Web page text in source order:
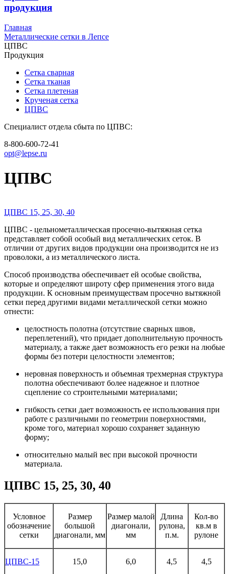
продукция
Главная
Металлические сетки в Лепсе
ЦПВС
Продукция
Сетка сварная
Сетка тканая
Сетка плетеная
Крученая сетка
ЦПВС
Специалист отдела сбыта по ЦПВС:
8-800-600-72-41
opt@lepse.ru
ЦПВС
ЦПВС 15, 25, 30, 40
ЦПВС - цельнометаллическая просечно-вытяжная сетка
представляет собой особый вид металлических сеток. В
отличии от других видов продукции она производится не из
проволоки, а из металлического листа.
Способ производства обеспечивает ей особые свойства,
которые и определяют широту сфер применения этого вида
продукции. К основным преимуществам просечно вытяжной
сетки перед другими видами металлической сетки можно
отнести:
целостность полотна (отсутствие сварных швов,
переплетений), что придает дополнительную прочность
материалу, а также дает возможность его резки на любые
формы без потери целостности элементов;
неровная поверхность и объемная трехмерная структура
полотна обеспечивают более надежное и плотное
сцепление со строительными материалами;
гибкость сетки дает возможность ее использования при
работе с различными по геометрии поверхностями,
кроме того, материал хорошо сохраняет заданную
форму;
относительно малый вес при высокой прочности
материала.
ЦПВС 15, 25, 30, 40
Условное
обозначение
сетки
Размер
большой
диагонали, мм
Размер малой
диагонали,
мм
Длина
рулона,
п.м.
Кол-во
кв.м в
рулоне
ЦПВС-15 15,0 6,0 4,5 4,5